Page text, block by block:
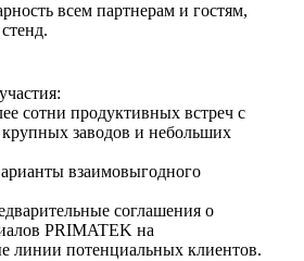
всем партнерам и гостям,
сотни продуктивных встреч с
крупных заводов и небольших
взаимовыгодного
соглашения о
PRIMATEK на
линии потенциальных клиентов.